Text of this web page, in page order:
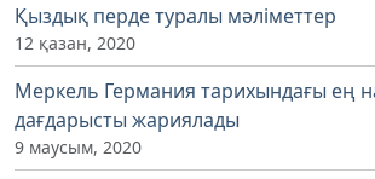
Қыздық перде туралы мәліметтер
12 қазан, 2020
Меркель Германия тарихындағы ең
дағдарысты жариялады
9 маусым, 2020